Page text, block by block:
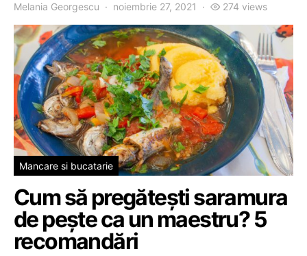
Melania Georgescu noiembrie 27, 2021 274 views
Mancare si bucatarie
Cum să pregătești saramura
de pește ca un maestru? 5
recomandări